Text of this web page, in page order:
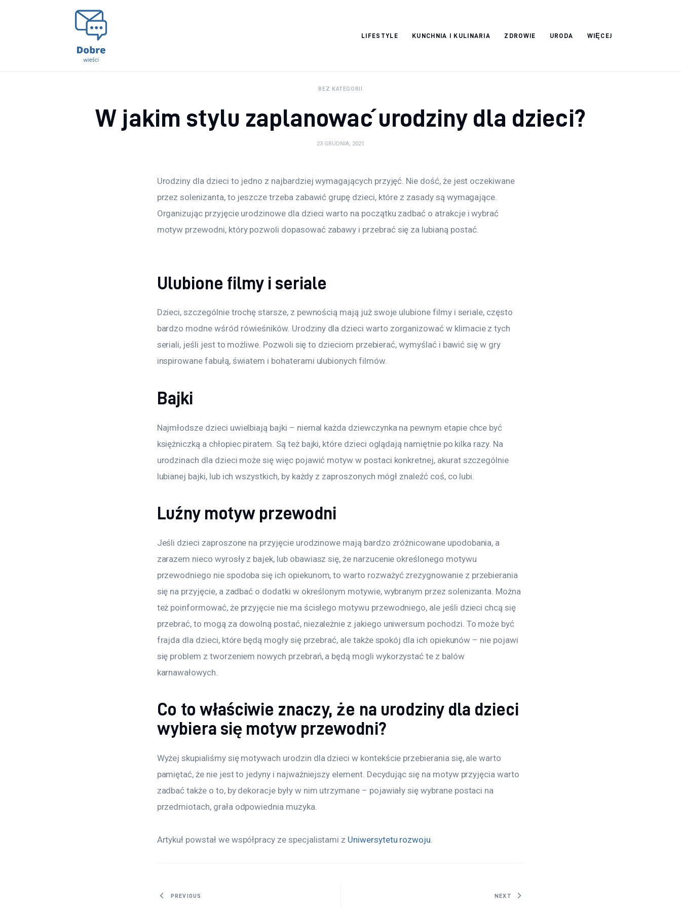
LIFESTYLE KUNCHNIA I KULINARIA ZDROWIE URODA WIĘCEJ
BEZ KATEGORII
W jakim stylu zaplanować urodziny dla dzieci?
23 GRUDNIA, 2021
Urodziny dla dzieci to jedno z najbardziej wymagających przyjęć. Nie dość, że jest oczekiwane
przez solenizanta, to jeszcze trzeba zabawić grupę dzieci, które z zasady są wymagające.
Organizując przyjęcie urodzinowe dla dzieci warto na początku zadbać o atrakcje i wybrać
motyw przewodni, który pozwoli dopasować zabawy i przebrać się za lubianą postać.
Ulubione filmy i seriale
Dzieci, szczególnie trochę starsze, z pewnością mają już swoje ulubione filmy i seriale, często
bardzo modne wśród rówieśników. Urodziny dla dzieci warto zorganizować w klimacie z tych
seriali, jeśli jest to możliwe. Pozwoli się to dzieciom przebierać, wymyślać i bawić się w gry
inspirowane fabułą, światem i bohaterami ulubionych filmów.
Bajki
Najmłodsze dzieci uwielbiają bajki – niemal każda dziewczynka na pewnym etapie chce być
księżniczką a chłopiec piratem. Są też bajki, które dzieci oglądają namiętnie po kilka razy. Na
urodzinach dla dzieci może się więc pojawić motyw w postaci konkretnej, akurat szczególnie
lubianej bajki, lub ich wszystkich, by każdy z zaproszonych mógł znaleźć coś, co lubi.
Luźny motyw przewodni
Jeśli dzieci zaproszone na przyjęcie urodzinowe mają bardzo zróżnicowane upodobania, a
zarazem nieco wyrosły z bajek, lub obawiasz się, że narzucenie określonego motywu
przewodniego nie spodoba się ich opiekunom, to warto rozważyć zrezygnowanie z przebierania
się na przyjęcie, a zadbać o dodatki w określonym motywie, wybranym przez solenizanta. Można
też poinformować, że przyjęcie nie ma ścisłego motywu przewodniego, ale jeśli dzieci chcą się
przebrać, to mogą za dowolną postać, niezależnie z jakiego uniwersum pochodzi. To może być
frajda dla dzieci, które będą mogły się przebrać, ale także spokój dla ich opiekunów – nie pojawi
się problem z tworzeniem nowych przebrań, a będą mogli wykorzystać te z balów
karnawałowych.
Co to właściwie znaczy, że na urodziny dla dzieci
wybiera się motyw przewodni?
Wyżej skupialiśmy się motywach urodzin dla dzieci w kontekście przebierania się, ale warto
pamiętać, że nie jest to jedyny i najważniejszy element. Decydując się na motyw przyjęcia warto
zadbać także o to, by dekoracje były w nim utrzymane – pojawiały się wybrane postaci na
przedmiotach, grała odpowiednia muzyka.
Artykuł powstał we współpracy ze specjalistami z Uniwersytetu rozwoju.
Nawigacja wpisu
PREVIOUS NEXT